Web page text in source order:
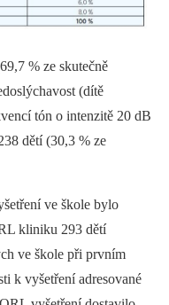
% ze skutečně
(dítě
tón o intenzitě 20 dB
dětí (30,3 % ze
ve škole bylo
kliniku 293 dětí
ve škole při prvním
k vyšetření adresované